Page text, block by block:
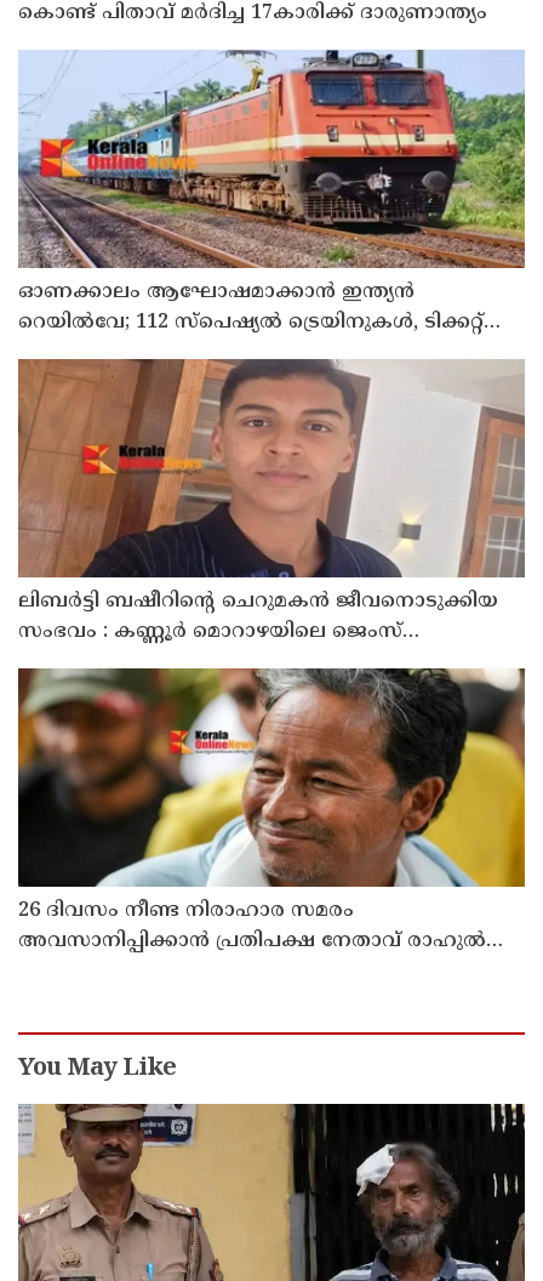
കൊണ്ട് പിതാവ് മർദിച്ച 17കാരിക്ക് ദാരുണാന്ത്യം
ഓണക്കാലം ആഘോഷമാക്കാൻ ഇന്ത്യൻ
റെയിൽവേ; 112 സ്പെഷ്യൽ ട്രെയിനുകൾ, ടിക്കറ്റ്
ബുക്കിംഗുകൾ ഉടൻ ആരംഭിക്കും
ലിബർട്ടി ബഷീറിന്റെ ചെറുമകൻ ജീവനൊടുക്കിയ
സംഭവം : കണ്ണൂർ മൊറാഴയിലെ ജെംസ്
ഇൻ്റർനാഷനൽ സ്കൂളിലെ പ്രധാന
അധ്യാപികക്കെതിരെ പരാതിയുമായിബന്ധുക്കൾ
26 ദിവസം നീണ്ട നിരാഹാര സമരം
അവസാനിപ്പിക്കാൻ പ്രതിപക്ഷ നേതാവ് രാഹുൽ
You May Like